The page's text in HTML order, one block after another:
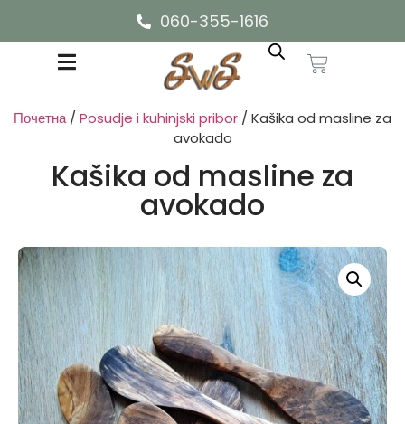
060-355-1616
Почетна/Posudje i kuhinjski pribor / Kašika od masline za
avokado
Kašika od masline za
avokado